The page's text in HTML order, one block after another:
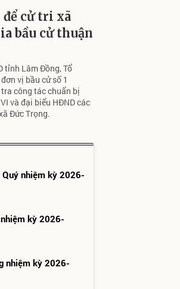
để cử tri xã
bầu cử thuận
tỉnh Lâm Đồng, Tổ
vị bầu cử số 1
công tác chuẩn bị
và đại biểu HĐND các
Đức Trọng.
nhiệm kỳ 2026-
kỳ 2026-
nhiệm kỳ 2026-